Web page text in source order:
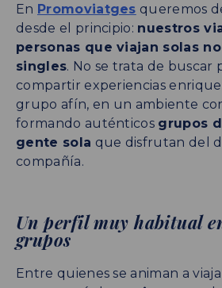
En Promoviatges queremos
desde el principio: nuestros
personas que viajan solas
singles. No se trata de buscar
compartir experiencias
grupo afín, en un ambiente
formando auténticos grupos
gente sola que disfrutan del
compañía.
Un perfil muy habitual
grupos
Entre quienes se animan a